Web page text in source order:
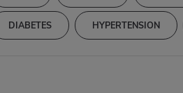
DIABETES HYPERTENSION